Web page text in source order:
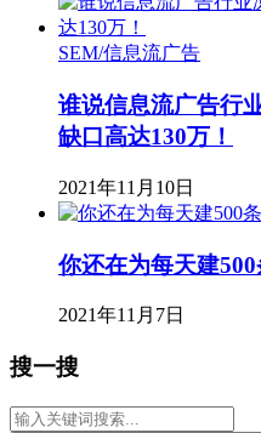
SEM/信息流广告
谁说信息流广告行
缺口高达130万！
2021年11月10日
你还在为每天建
2021年11月7日
搜一搜